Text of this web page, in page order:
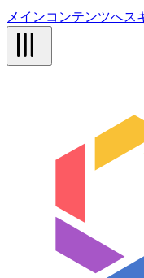
メインコンテンツへス